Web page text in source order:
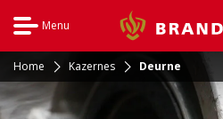
Menu
Home Kazernes Deurne